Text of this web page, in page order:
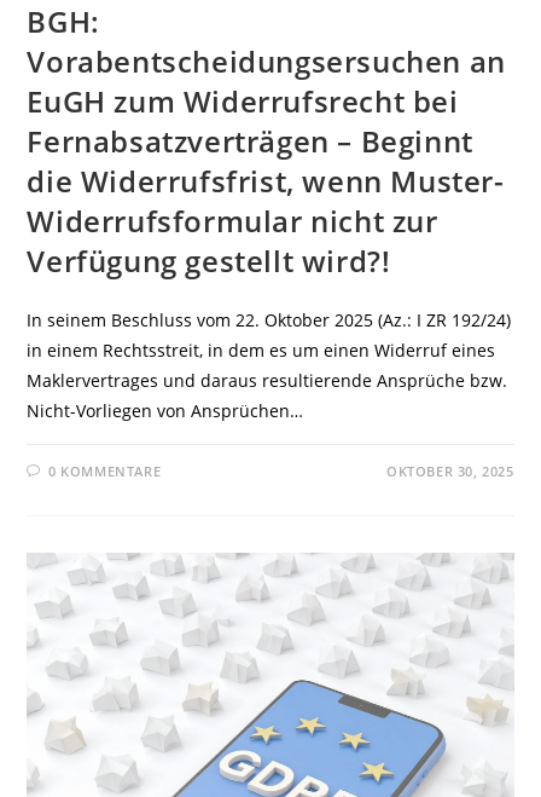
BGH:
Vorabentscheidungsersuchen an
EuGH zum Widerrufsrecht bei
Fernabsatzverträgen – Beginnt
die Widerrufsfrist, wenn Muster-
Widerrufsformular nicht zur
Verfügung gestellt wird?!
In seinem Beschluss vom 22. Oktober 2025 (Az.: I ZR 192/24)
in einem Rechtsstreit, in dem es um einen Widerruf eines
Maklervertrages und daraus resultierende Ansprüche bzw.
Nicht-Vorliegen von Ansprüchen…
0 KOMMENTARE OKTOBER 30, 2025